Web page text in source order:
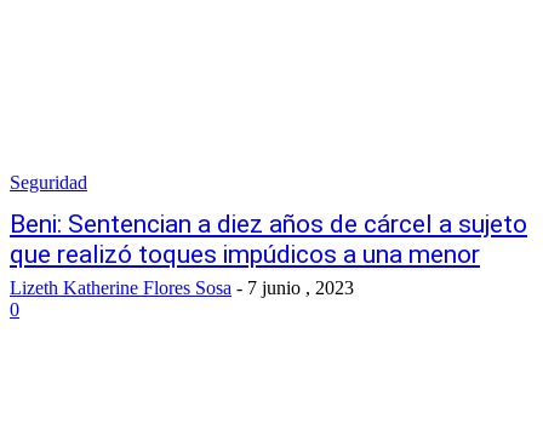
Seguridad
Beni: Sentencian a diez años de cárcel a sujeto
que realizó toques impúdicos a una menor
Lizeth Katherine Flores Sosa - 7 junio , 2023
0